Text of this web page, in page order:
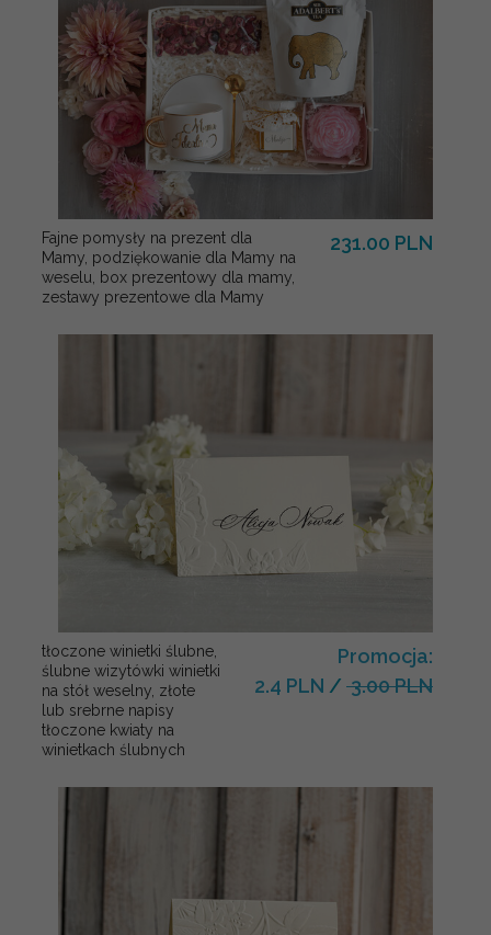
Fajne pomysły na prezent dla
Mamy, podziękowanie dla Mamy na
weselu, box prezentowy dla mamy,
zestawy prezentowe dla Mamy
231.00 PLN
tłoczone winietki ślubne,
ślubne wizytówki winietki
na stół weselny, złote
lub srebrne napisy
tłoczone kwiaty na
winietkach ślubnych
Promocja:
2.4 PLN / 3.00 PLN